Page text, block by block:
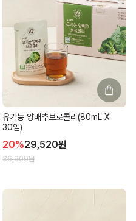
유기농 양배추브로콜리(80mL X
30입)
20%29,520원
36,900원